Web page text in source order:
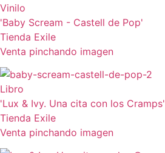
Vinilo
'Baby Scream - Castell de Pop'
Tienda Exile
Venta pinchando imagen
Libro
'Lux & Ivy. Una cita con los Cramps'
Tienda Exile
Venta pinchando imagen